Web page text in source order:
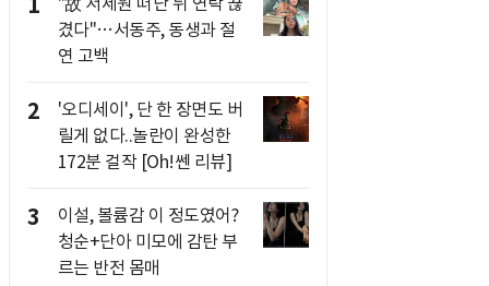
겼다"…서동주, 동생과 절
연 고백
2
'오디세이', 단 한 장면도 버
릴게 없다..놀란이 완성한
172분 걸작 [Oh!쎈 리뷰]
3
이설, 볼륨감 이 정도였어?
청순+단아 미모에 감탄 부
르는 반전 몸매